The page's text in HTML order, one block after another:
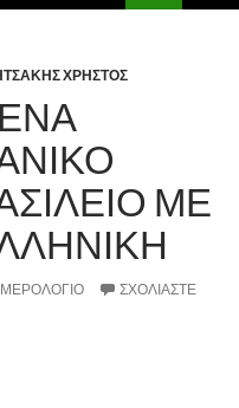
ΧΡΗΣΤΟΣ
ΕΝΑ
ΜΕ
ΣΧΟΛΙΆΣΤΕ